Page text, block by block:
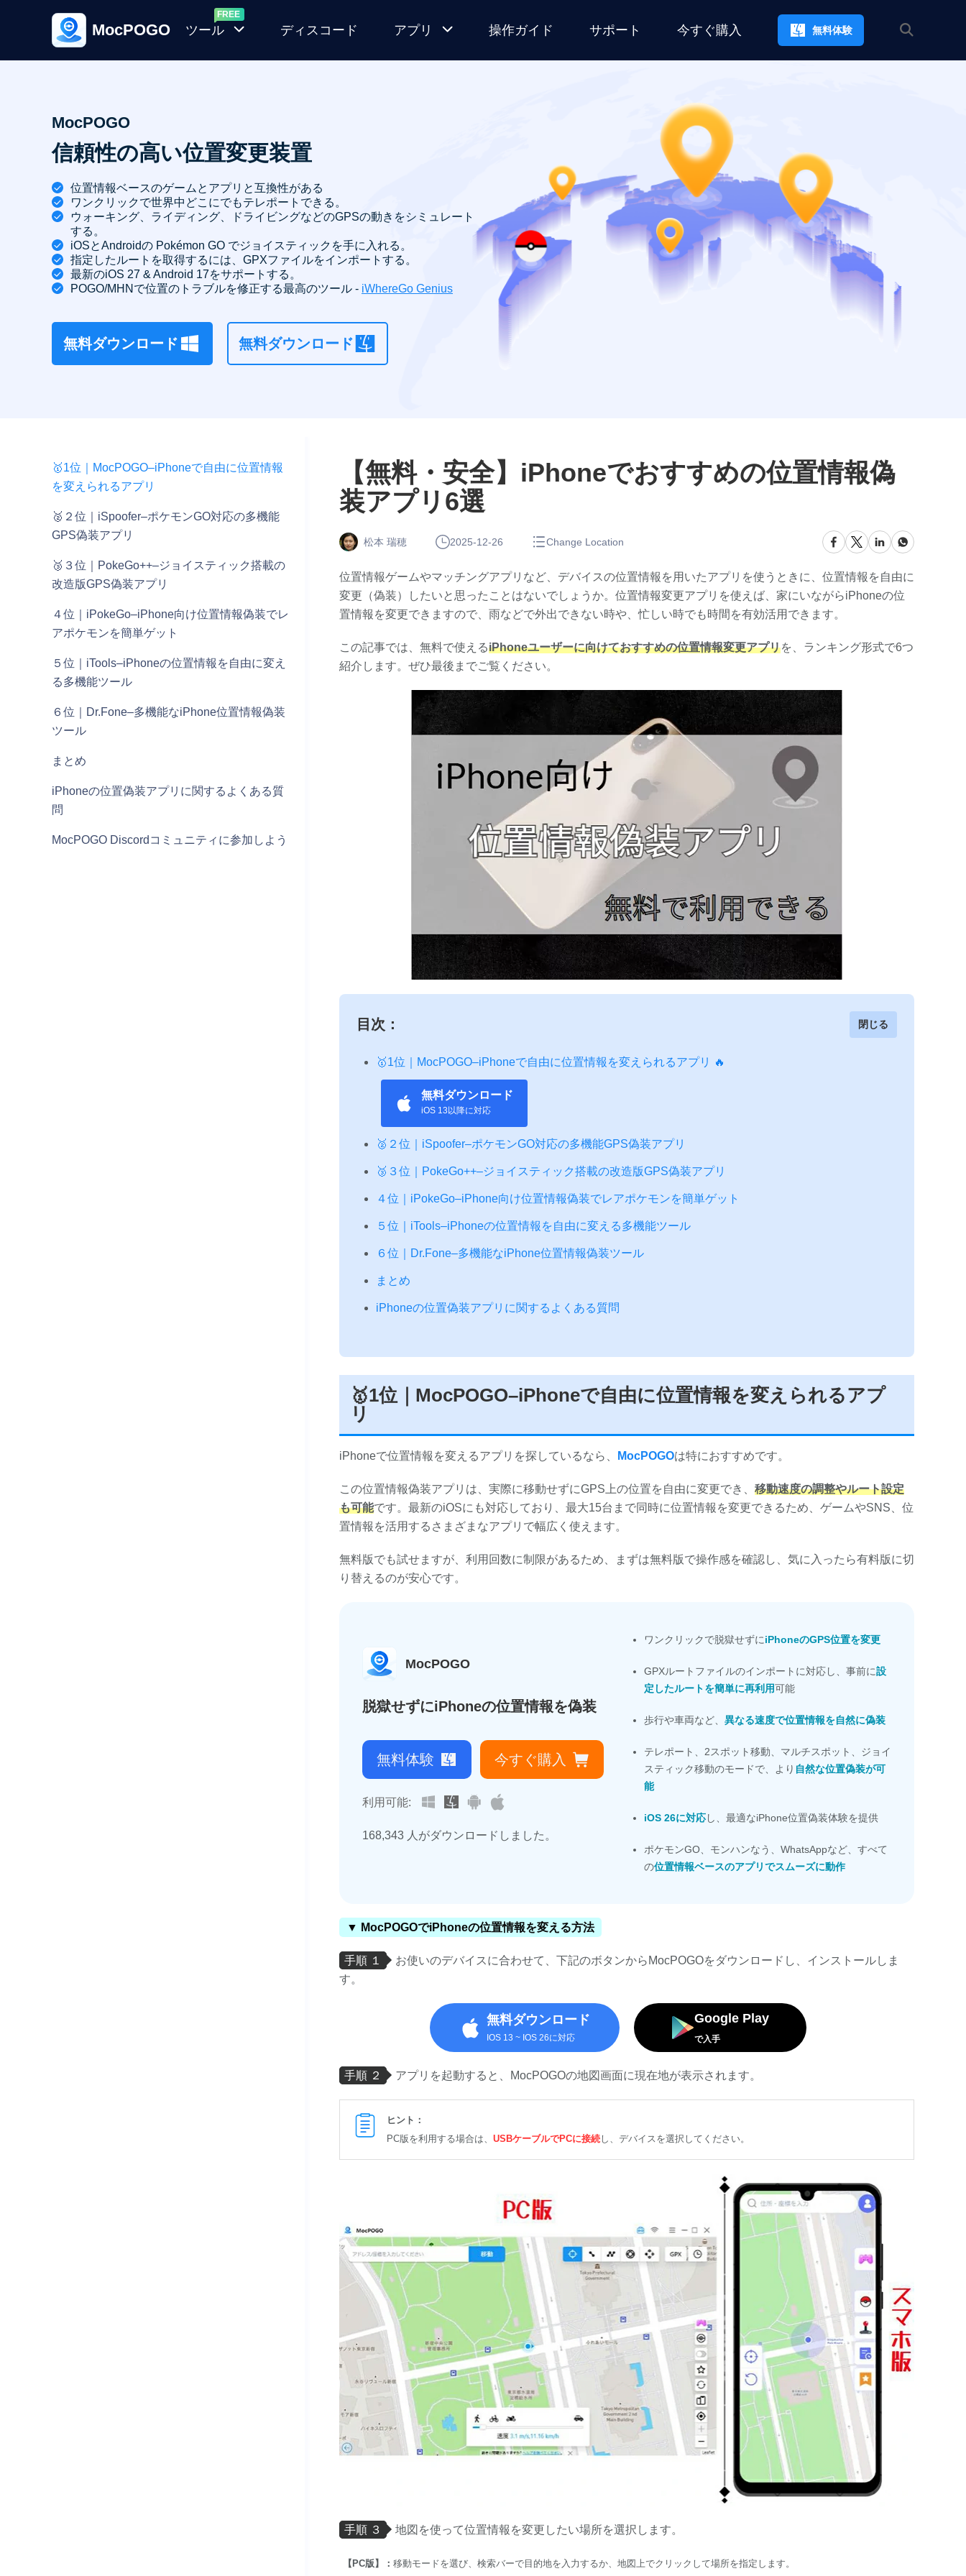
MocPOGO ツール
ラ
ダ
ム
生
器
ポケ
機）
ディスコード アプリ
MocPOGO
操作ガイド サポート 今すぐ購入 無料体験
MocPOGO
信頼性の高い位置変更装置
位置情報ベースのゲームとアプリと互換性がある
ワンクリックで世界中どこにでもテレポートできる。
ウォーキング、ライディング、ドライビングなどのGPSの動きをシミュレート
する。
iOSとAndroidの Pokémon GO でジョイスティックを手に入れる。
指定したルートを取得するには、GPXファイルをインポートする。
最新のiOS 27 & Android 17をサポートする。
POGO/MHNで位置のトラブルを修正する最高のツール - iWhereGo Genius
無料ダウンロード 無料ダウンロード
🥇1位｜MocPOGO–iPhoneで自由に位置情報
を変えられるアプリ
🥈２位｜iSpoofer–ポケモンGO対応の多機能
GPS偽装アプリ
🥉３位｜PokeGo++–ジョイスティック搭載の
改造版GPS偽装アプリ
４位｜iPokeGo–iPhone向け位置情報偽装でレ
アポケモンを簡単ゲット
５位｜iTools–iPhoneの位置情報を自由に変え
る多機能ツール
６位｜Dr.Fone–多機能なiPhone位置情報偽装
ツール
まとめ
iPhoneの位置偽装アプリに関するよくある質
問
MocPOGO Discordコミュニティに参加しよう
【無料・安全】iPhoneでおすすめの位置情報偽
装アプリ6選
松本 瑞穂 2025-12-26 Change Location
位置情報ゲームやマッチングアプリなど、デバイスの位置情報を用いたアプリを使うときに、位置情報を自由に
変更（偽装）したいと思ったことはないでしょうか。位置情報変更アプリを使えば、家にいながらiPhoneの位
置情報を変更できますので、雨などで外出できない時や、忙しい時でも時間を有効活用できます。
この記事では、無料で使えるiPhoneユーザーに向けておすすめの位置情報変更アプリを、ランキング形式で6つ
紹介します。ぜひ最後までご覧ください。
目次： 閉じる
🥇1位｜MocPOGO–iPhoneで自由に位置情報を変えられるアプリ 🔥
無料ダウンロード
iOS 13以降に対応
🥈２位｜iSpoofer–ポケモンGO対応の多機能GPS偽装アプリ
🥉３位｜PokeGo++–ジョイスティック搭載の改造版GPS偽装アプリ
４位｜iPokeGo–iPhone向け位置情報偽装でレアポケモンを簡単ゲット
５位｜iTools–iPhoneの位置情報を自由に変える多機能ツール
６位｜Dr.Fone–多機能なiPhone位置情報偽装ツール
まとめ
iPhoneの位置偽装アプリに関するよくある質問
🥇1位｜MocPOGO–iPhoneで自由に位置情報を変えられるアプ
リ
iPhoneで位置情報を変えるアプリを探しているなら、 MocPOGOは特におすすめです。
この位置情報偽装アプリは、実際に移動せずにGPS上の位置を自由に変更でき、 移動速度の調整やルート設定
も可能です。最新のiOSにも対応しており、最大15台まで同時に位置情報を変更できるため、ゲームやSNS、位
置情報を活用するさまざまなアプリで幅広く使えます。
無料版でも試せますが、利用回数に制限があるため、まずは無料版で操作感を確認し、気に入ったら有料版に切
り替えるのが安心です。
MocPOGO
脱獄せずにiPhoneの位置情報を偽装
無料体験 今すぐ購入
利用可能:
168,352 人がダウンロードしました。
ワンクリックで脱獄せずにiPhoneのGPS位置を変更
GPXルートファイルのインポートに対応し、事前に設
定したルートを簡単に再利用可能
歩行や車両など、 異なる速度で位置情報を自然に偽装
テレポート、2スポット移動、マルチスポット、ジョイ
スティック移動のモードで、より 自然な位置偽装が可
能
iOS 26に対応し、最適なiPhone位置偽装体験を提供
ポケモンGO、モンハンなう、WhatsAppなど、すべて
の位置情報ベースのアプリでスムーズに動作
▼ MocPOGOでiPhoneの位置情報を変える方法
手順 １
お使いのデバイスに合わせて、下記のボタンからMocPOGOをダウンロードし、インストールしま
す。
無料ダウンロード
IOS 13 ~ IOS 26に対応
Google Play
で入手
手順 ２ アプリを起動すると、MocPOGOの地図画面に現在地が表示されます。
ヒント：
PC版を利用する場合は、 USBケーブルでPCに接続 し、デバイスを選択してください。
手順 ３ 地図を使って位置情報を変更したい場所を選択します。
【PC版】： 移動モードを選び、検索バーで目的地を入力するか、地図上でクリックして場所を指定します。